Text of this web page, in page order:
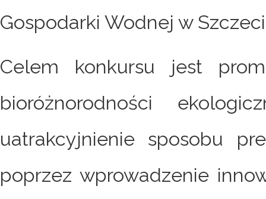
Gospodarki Wodnej w
Celem konkursu jest
bioróżnorodności
uatrakcyjnienie sposobu
poprzez wprowadzenie